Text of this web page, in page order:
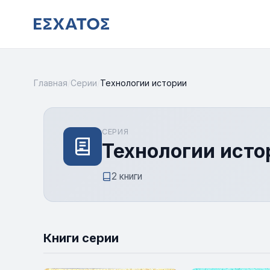
Главная Серии Технологии истории
СЕРИЯ
Технологии
2 книги
Книги серии